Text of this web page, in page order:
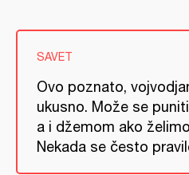
SAVET
Ovo poznato,
ukusno. Može se
a i džemom ako
Nekada se često